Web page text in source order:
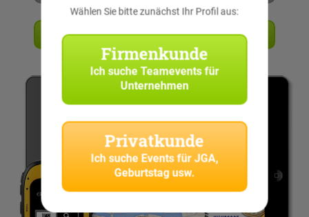
Angebot anfordern
Wählen Sie bitte zunächst Ihr Profil aus:
Firmenkunde
Ich sucheTeamevents für
Unternehmen
Privatkunde
Ich suche Events für JGA,
Geburtstag usw.